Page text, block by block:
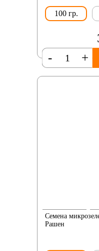
100 гр.
+
-
Семена
Рашен